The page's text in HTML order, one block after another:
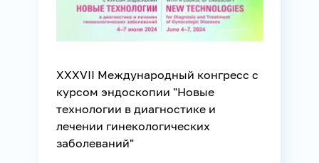
XXXVII Международный конгресс с
курсом эндоскопии "Новые
технологии в диагностике и
лечении гинекологических
заболеваний"